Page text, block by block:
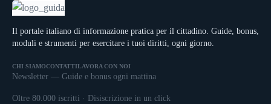
Il portale italiano di informazione pratica per il cittadino. Guide, bonus,
moduli e strumenti per esercitare i tuoi diritti, ogni giorno.
CHI SIAMOCONTATTI LAVORA CON NOI
Newsletter — Guide e bonus ogni mattina
Oltre 80.000 iscritti · Disiscrizione in un click